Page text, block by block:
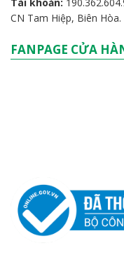
CN Tam Hiệp, Biên Hòa.
FANPAGE CỬA